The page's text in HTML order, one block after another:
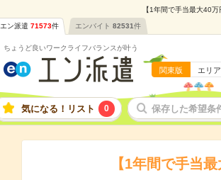
【1年間で手当最大40
エン派遣 71573件 エンバイト 82531件
ちょうど良いワークライフバランスが叶う
関東版 エリ
気になる！リスト 0 保存した希望条
【1年間で手当